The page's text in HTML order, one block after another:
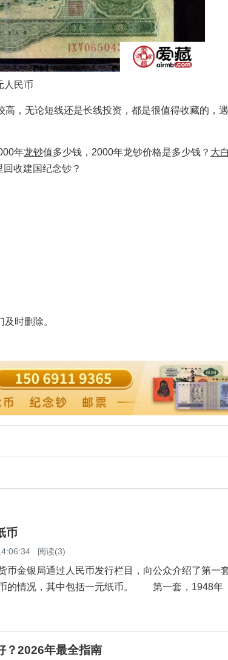
人民币
，无论短线还是长线投资，都是很值得收藏的，
年龙钞值多少钱，2000年龙钞价格是多少钱？ 大
收建国纪念钞？
时删除。
币
阅读(3)
币金银局通过人民币发行栏目，向公众介绍了第一
币的情况，其中包括一元纸币。 第一套，
？2026年最全指南